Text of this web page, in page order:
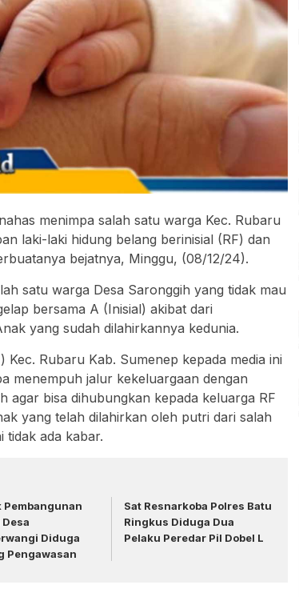
menimpa salah satu warga Kec. Rubaru
laki-laki hidung belang berinisial (RF) dan
bejatnya, Minggu, (08/12/24).
satu warga Desa Saronggih yang tidak mau
bersama A (Inisial) akibat dari
yang sudah dilahirkannya kedunia.
Kec. Rubaru Kab. Sumenep kepada media ini
menempuh jalur kekeluargaan dengan
agar bisa dihubungkan kepada keluarga RF
yang telah dilahirkan oleh putri dari salah
tidak ada kabar.
Pembangunan
Diduga
Pengawasan
Sat Resnarkoba Polres Batu
Ringkus Diduga Dua
Pelaku Peredar Pil Dobel L